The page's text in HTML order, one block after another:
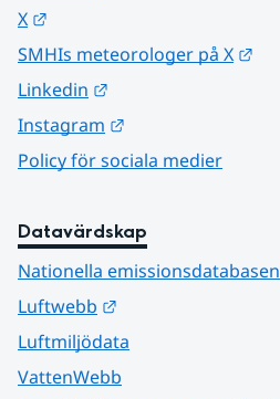
X
SMHIs meteorologer på X
Linkedin
Instagram
Policy för sociala medier
Datavärdskap
Nationella emissionsdatabasen
Luftwebb
Luftmiljödata
VattenWebb